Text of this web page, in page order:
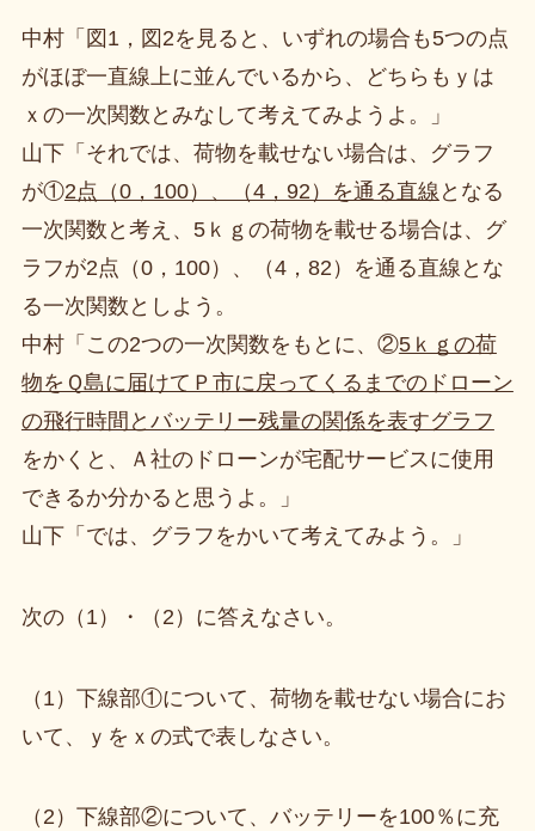
中村「図1，図2を見ると、いずれの場合も5つの点
がほぼ一直線上に並んでいるから、どちらもｙは
ｘの一次関数とみなして考えてみようよ。」
山下「それでは、荷物を載せない場合は、グラフ
が①2点（0，100）、（4，92）を通る直線 となる
一次関数と考え、5ｋｇの荷物を載せる場合は、グ
ラフが2点（0，100）、（4，82）を通る直線とな
る一次関数としよう。
中村「この2つの一次関数をもとに、②5ｋｇの荷
物をＱ島に届けてＰ市に戻ってくるまでのドローン
の飛行時間とバッテリー残量の関係を表すグラフ
をかくと、Ａ社のドローンが宅配サービスに使用
できるか分かると思うよ。」
山下「では、グラフをかいて考えてみよう。」
次の（1）・（2）に答えなさい。
（1）下線部①について、荷物を載せない場合にお
いて、ｙをｘの式で表しなさい。
（2）下線部②について、バッテリーを100％に充